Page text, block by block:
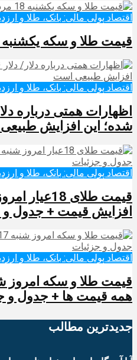
اقتصاد پولی مالی: بانک، طلا و
قیمت طلا و سکه یکشنبه 18 مرداد+ جدول
اقتصاد پولی مالی: بانک، طلا و
شده؛ این افزایش
اقتصاد پولی مالی: بانک، طلا و
افزایش قیمت + جدول و
اقتصاد پولی مالی: بانک، طلا و
همه قیمت ها + جدول و
جدیدترین‌ مطالب